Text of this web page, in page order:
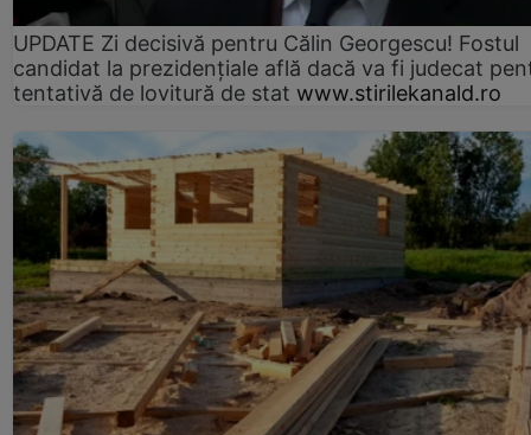
UPDATE Zi decisivă pentru Călin Georgescu! Fostul
candidat la prezidențiale află dacă va fi judecat
tentativă de lovitură de stat www.stirilekanald.ro